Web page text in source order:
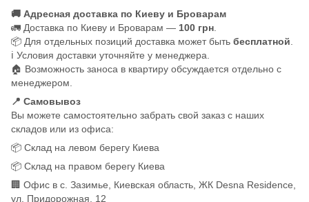
🚚 Адресная доставка по Киеву и Броварам
🚛 Доставка по Киеву и Броварам — 100 грн.
📦 Для отдельных позиций доставка может быть бесплатной.
ℹ️ Условия доставки уточняйте у менеджера.
🏠 Возможность заноса в квартиру обсуждается отдельно с
менеджером.
📍 Самовывоз
Вы можете самостоятельно забрать свой заказ с наших
складов или из офиса:
📦 Склад на левом берегу Киева
📦 Склад на правом берегу Киева
🏢 Офис в с. Зазимье, Киевская область, ЖК Desna Residence,
ул. Придорожная, 12